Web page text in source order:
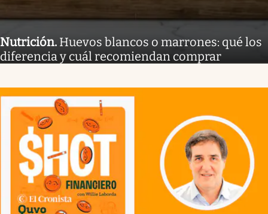
Nutrición. Huevos blancos o marrones: qué los
diferencia y cuál recomiendan comprar